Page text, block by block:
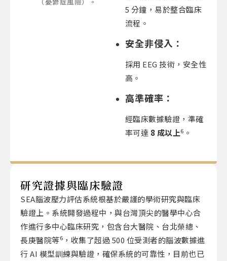
5 分鐘，易於整合臨床
流程。
安全非侵入：
採用 EEG 技術，安全性
高。
高準確率：
經臨床數據驗證，準確
率可達 8成以上6 。
研究證據與臨床驗證
SEA腦波壓力評估系統根基於嚴謹的學術研究與臨床
驗證上。系統開發過程中，與台灣頂尖的醫學中心合
作進行多中心臨床研究，包含台大醫院、台北榮總、
長庚醫院等6 ，收集了超過 500 位受測者的腦波數據進
行 AI 模型訓練與驗證，確保系統的可靠性，目前也已